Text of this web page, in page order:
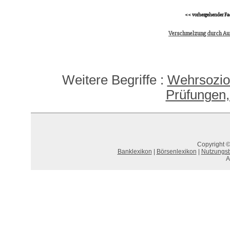
<< vorhergehender
Verschmelzung durch
Weitere Begriffe :
Copyright
Banklexikon
Börsenlexikon